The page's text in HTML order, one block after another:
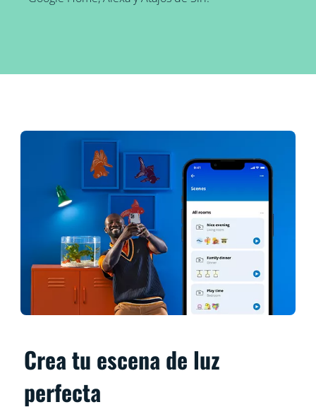
Crea tu escena de luz
perfecta